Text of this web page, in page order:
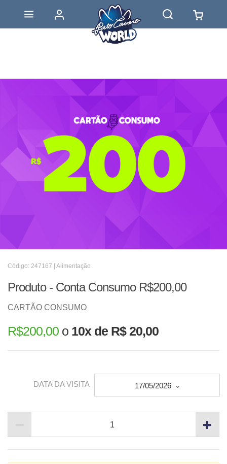
Código: 247167 | Alimentação
Produto - Conta Consumo R$200,00
CARTÃO CONSUMO
R$200,00 o 10x de R$ 20,00
DATA DA VISITA 17/05/2026